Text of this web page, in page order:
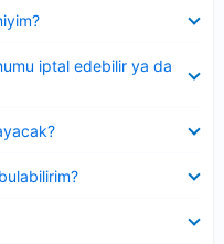
iptal edebilir ya da